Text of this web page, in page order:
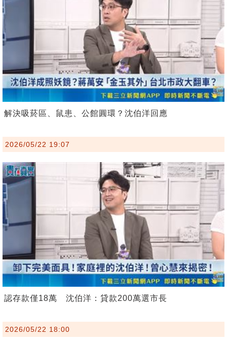
解決吸菸區、鼠患、公館圓環？沈伯洋回應
2026/05/22 19:07
認存款僅18萬 沈伯洋：貸款200萬選市長
2026/05/22 18:00